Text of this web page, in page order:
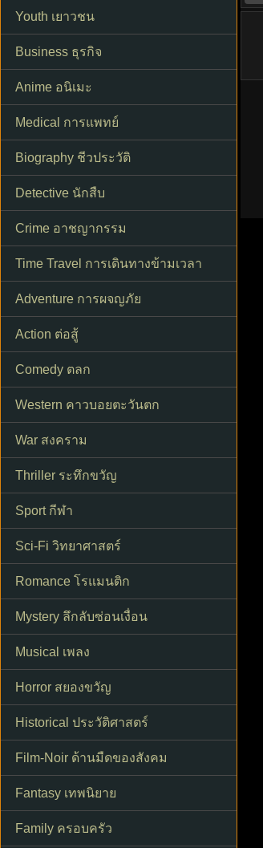
Youth เยาวชน
Business ธุรกิจ
Anime อนิเมะ
Medical การแพทย์
Biography ชีวประวัติ
Detective นักสืบ
Crime อาชญากรรม
Time Travel การเดินทางข้ามเวลา
Adventure การผจญภัย
Action ต่อสู้
Comedy ตลก
Western คาวบอยตะวันตก
War สงคราม
Thriller ระทึกขวัญ
Sport กีฬา
Sci-Fi วิทยาศาสตร์
Romance โรแมนติก
Mystery ลึกลับซ่อนเงื่อน
Musical เพลง
Horror สยองขวัญ
Historical ประวัติศาสตร์
Film-Noir ด้านมืดของสังคม
Fantasy เทพนิยาย
Family ครอบครัว